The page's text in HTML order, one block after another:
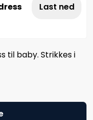
Last ned
til baby. Strikkes i